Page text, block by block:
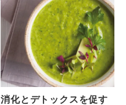
消化とデトックスを促す